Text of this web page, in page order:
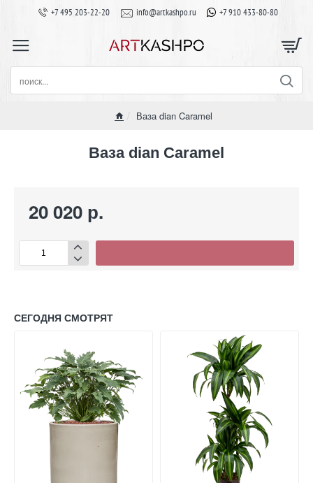
+7 495 203-22-20 info@artkashpo.ru +7 910 433-80-80
поиск...
Ваза dian Caramel
Ваза dian Caramel
20 020 р.
СЕГОДНЯ СМОТРЯТ